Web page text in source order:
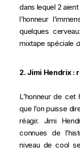
dans lequel 2
l’honneur
quelques
mixtape spéciale
2. Jimi Hendrix :
L’honneur de
que l’on puisse
réagir. Jimi
connues de
niveau de cool